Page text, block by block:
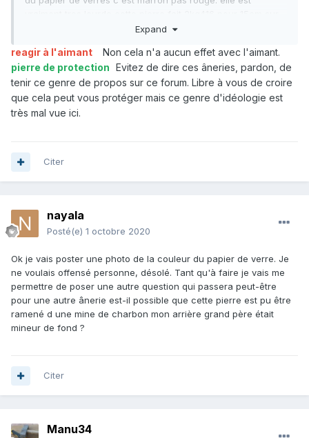
13 au plus large et 6cm de hauteur. so vous me confirmed
pierre de protectionsupplementaire c'est clair que
c'Elle la je ne la porterais pas auteur du cou.
Expand
reagir à l'aimant Non cela n'a aucun effet avec l'aimant.
pierre de protection Evitez de dire ces âneries, pardon, de
tenir ce genre de propos sur ce forum. Libre à vous de croire
que cela peut vous protéger mais ce genre d'idéologie est
très mal vue ici.
Citer
nayala
Posté(e) 1 octobre 2020
Ok je vais poster une photo de la couleur du papier de verre. Je
ne voulais offensé personne, désolé. Tant qu'à faire je vais me
permettre de poser une autre question qui passera peut-être
pour une autre ânerie est-il possible que cette pierre est pu être
ramené d une mine de charbon mon arrière grand père était
mineur de fond ?
Citer
Manu34